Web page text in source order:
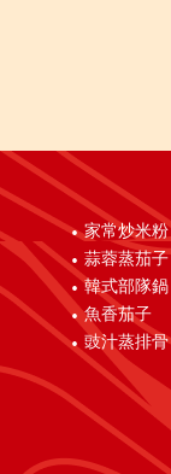
家常炒米粉
蒜蓉蒸茄子
韓式部隊鍋
魚香茄子
豉汁蒸排骨